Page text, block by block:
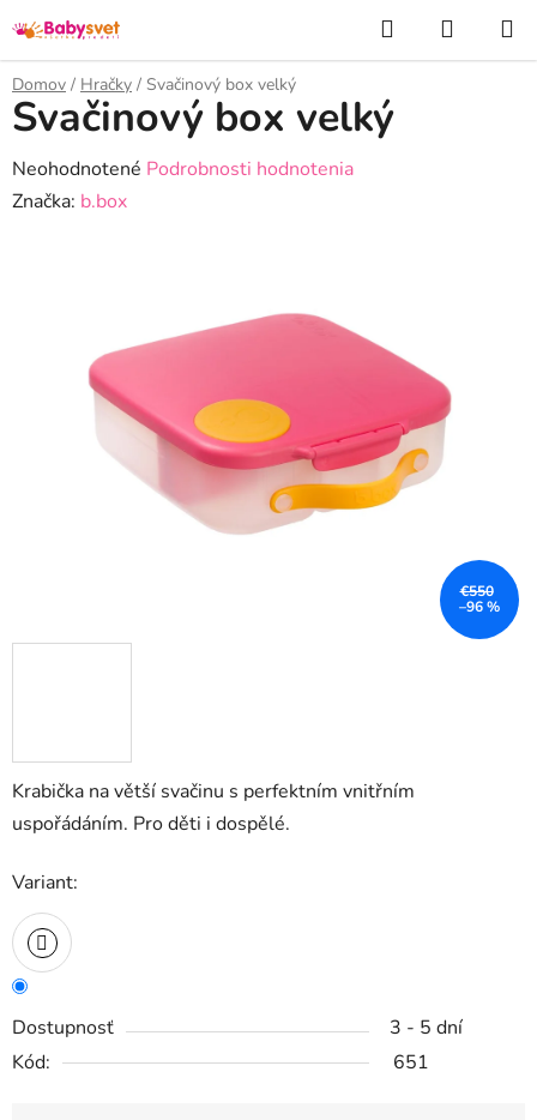
na
obsah
Hľadať
KOŠÍK
Domov / Hračky / Svačinový box velký
Krabička na větší svačinu s perfektním vnitřním
uspořádáním. Pro děti i dospělé.
Variant:
Dostupnosť
3 - 5 dní
Kód:
651
Svačinový box velký
Priemerné
hodnotenie
hviezdičiek.
Neohodnotené Podrobnosti hodnotenia
Značka: b.box
€550
–96 %